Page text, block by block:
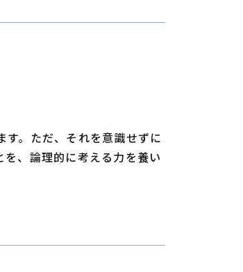
。ただ、それを意識せずに
、論理的に考える力を養い